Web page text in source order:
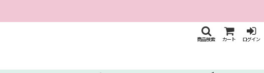
商品検索 カート ログイン